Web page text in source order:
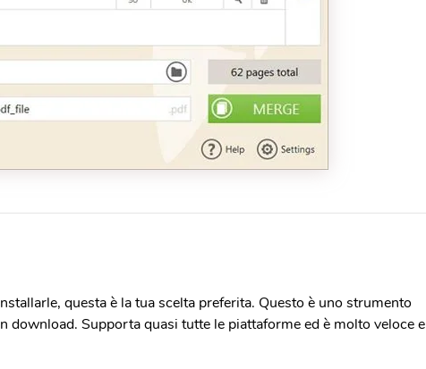
questa è la tua scelta preferita. Questo è uno strumento
download. Supporta quasi tutte le piattaforme ed è molto veloce e